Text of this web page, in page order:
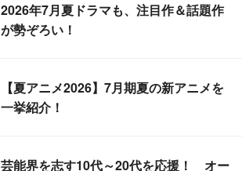
2026年7月夏ドラマも、注目作＆話題作
が勢ぞろい！
【夏アニメ2026】7月期夏の新アニメを
一挙紹介！
芸能界を志す10代～20代を応援！ オー